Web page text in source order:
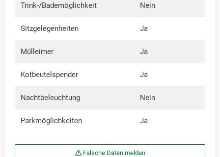
Trink-/Bademöglichkeit Nein
Sitzgelegenheiten Ja
Mülleimer Ja
Kotbeutelspender Ja
Nachtbeleuchtung Nein
Parkmöglichkeiten Ja
Falsche Daten melden